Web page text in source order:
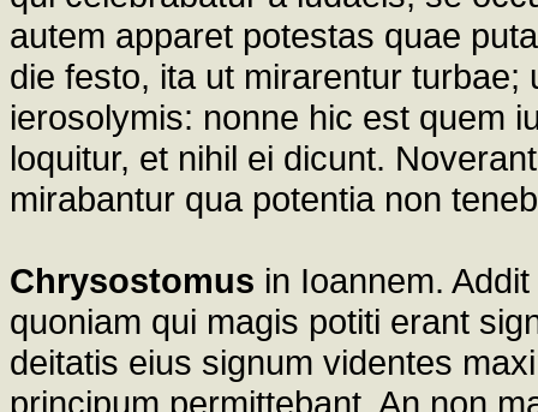
autem apparet potestas quae
die festo, ita ut mirarentur
ierosolymis: nonne hic est quem
loquitur, et nihil ei dicunt.
mirabantur qua potentia non
Chrysostomus in Ioannem.
quoniam qui magis potiti erant
deitatis eius signum videntes
principum permittebant. An non